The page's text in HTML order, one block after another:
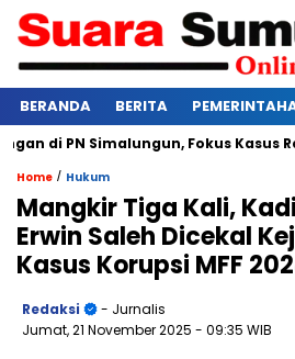
BERANDA BERITA
PN Simalungun, Fokus Kasus
Home / Hukum
Mangkir Tiga Kali,
Erwin Saleh Dicekal
Kasus Korupsi MFF
Redaksi
- Jurnalis
Jumat, 21 November 2025 - 09:35 WIB